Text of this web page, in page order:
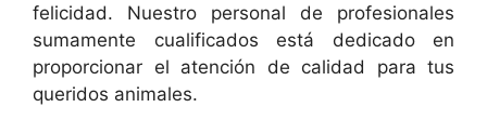
felicidad. Nuestro personal de profesionales
sumamente cualificados está dedicado en
proporcionar el atención de calidad para tus
queridos animales.